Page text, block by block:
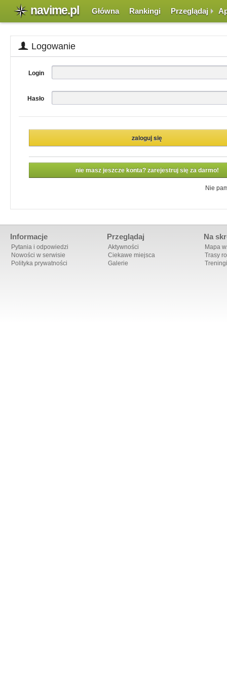
navime.pl Główna Rankingi Przeglądaj
Logowanie
Login
Hasło
nie masz jeszcze konta? zarejestruj się za darmo!
Nie
Informacje
Pytania i odpowiedzi
Nowości w serwisie
Polityka prywatności
Przeglądaj
Aktywności
Ciekawe miejsca
Galerie
Na
Mapa
Trasy